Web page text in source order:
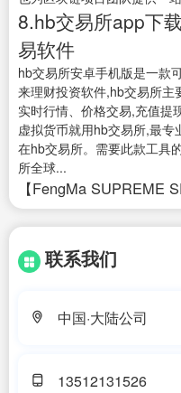
8.hb交易所app下
易软件
hb交易所安卓手机版是一款
来理财投资软件,hb交易所主
实时行情、价格交易,充值提
虚拟货币就用hb交易所,最
在hb交易所。需要此款工具
所全球...
【FengMa SUPREME
联系我们
中国·大陆公司
13512131526